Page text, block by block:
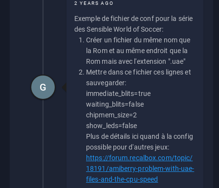
2 YEARS AGO
Exemple de fichier de conf pour la série
des Sensible World of Soccer:
Créer un fichier du même nom que
la Rom et au même endroit que la
Rom mais avec l'extension ".uae"
Mettre dans ce fichier ces lignes et
sauvegarder:
immediate_blits=true
waiting_blits=false
chipmem_size=2
show_leds=false
Plus de détails ici quand à la config
possible pour d'autres jeux:
https://forum.recalbox.com/topic/
18191/amiberry-problem-with-uae-
files-and-the-cpu-speed
G